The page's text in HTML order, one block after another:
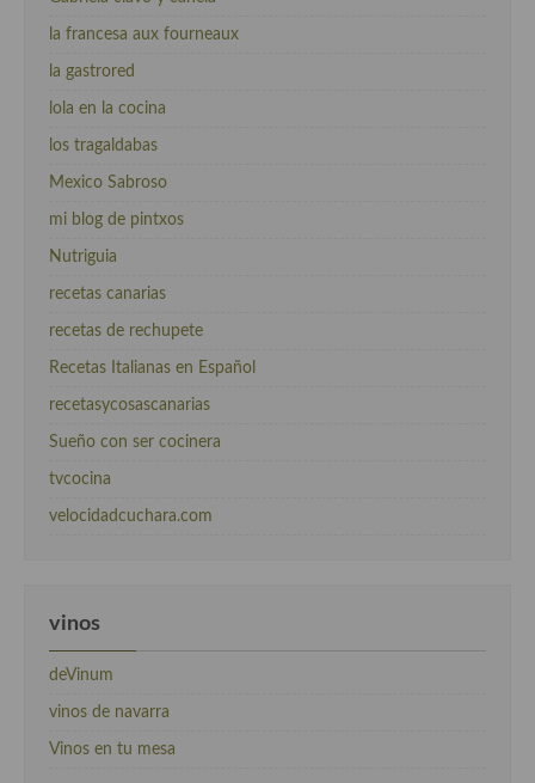
la francesa aux fourneaux
la gastrored
lola en la cocina
los tragaldabas
Mexico Sabroso
mi blog de pintxos
Nutriguia
recetas canarias
recetas de rechupete
Recetas Italianas en Español
recetasycosascanarias
Sueño con ser cocinera
tvcocina
velocidadcuchara.com
vinos
deVinum
vinos de navarra
Vinos en tu mesa